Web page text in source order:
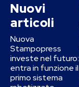
Nuovi
articoli
Nuova
Stampopress
investe nel futuro:
entra in funzione il
primo sistema